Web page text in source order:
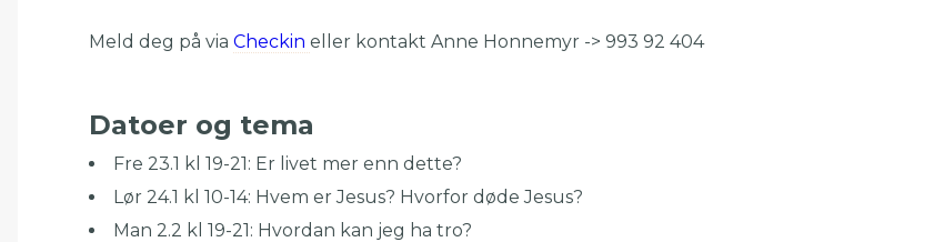
Meld deg på via Checkin eller kontakt Anne Honnemyr -> 993 92 404
Datoer og tema
Fre 23.1 kl 19-21: Er livet mer enn dette?
Lør 24.1 kl 10-14: Hvem er Jesus? Hvorfor døde Jesus?
Man 2.2 kl 19-21: Hvordan kan jeg ha tro?